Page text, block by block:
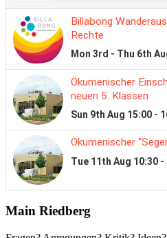
Main Riedberg